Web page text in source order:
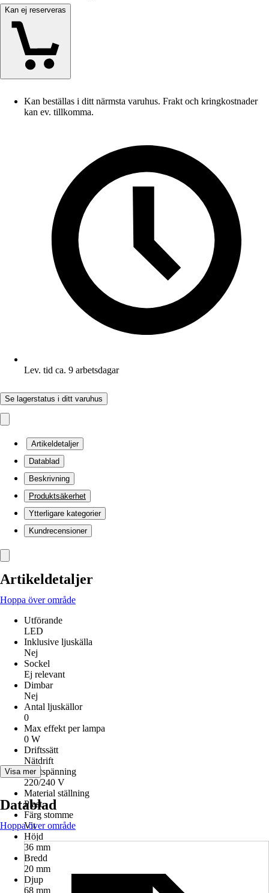
Kan ej reserveras
Kan beställas i ditt närmsta varuhus. Frakt och kringkostnader
kan ev. tillkomma.
Lev. tid ca. 9 arbetsdagar
Se lagerstatus i ditt varuhus
Artikeldetaljer
Datablad
Beskrivning
Produktsäkerhet
Ytterligare kategorier
Kundrecensioner
Artikeldetaljer
Hoppa över område
Utförande
LED
Inklusive ljuskälla
Nej
Sockel
Ej relevant
Dimbar
Nej
Antal ljuskällor
0
Max effekt per lampa
0 W
Driftssätt
Nätdrift
Driftspänning
220/240 V
Material ställning
Plast
Färg stomme
Vit
Höjd
36 mm
Bredd
20 mm
Djup
68 mm
Visa mer
Datablad
Hoppa över område